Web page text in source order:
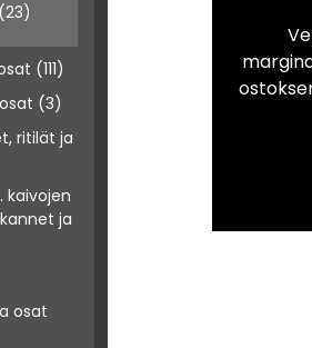
(23)
(111)
(3)
ritilät ja
kaivojen
ja
osat